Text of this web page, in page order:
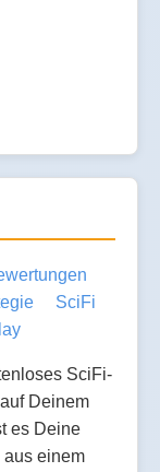
SciFi
SciFi-
Deinem
es Deine
einem